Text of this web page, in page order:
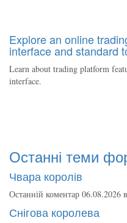
Explore an online
interface and standard
Learn about trading platform
interface.
Останні теми
Чвара королів
Останній коментар 06.08.2026
Снігова королева